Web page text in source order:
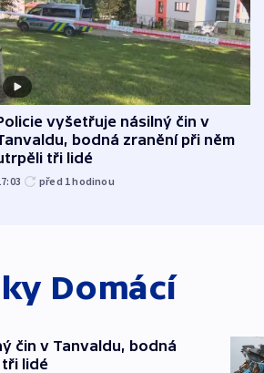
vyšetřuje násilný čin v
bodná zranění při něm
tři lidé
před 1hodinou
Domácí
čin v Tanvaldu, bodná
tři lidé